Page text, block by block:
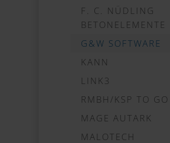
F. C. NÜDLING
BETONELEMENTE
G&W SOFTWARE
KANN
LINK3
RMBH/KSP TO GO
MAGE AUTARK
MALOTECH